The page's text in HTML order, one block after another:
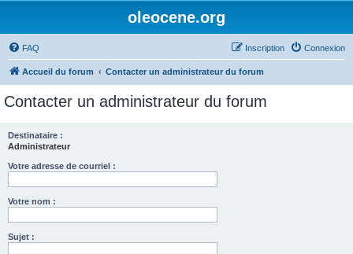
oleocene.org
FAQ Connexion
Inscription
Accueil du forum Contacter un administrateur du forum
Contacter un administrateur du forum
Destinataire :
Administrateur
Votre adresse de courriel :
Votre nom :
Sujet :